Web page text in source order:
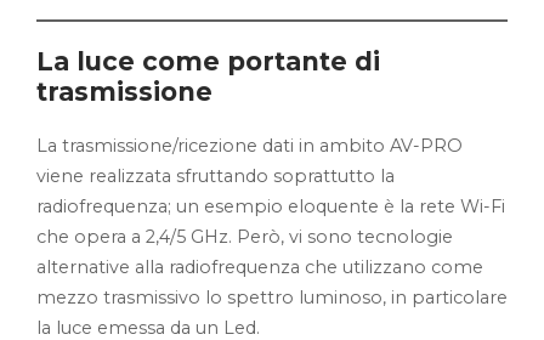
La luce come portante di
trasmissione
La trasmissione/ricezione dati in ambito AV-PRO
viene realizzata sfruttando soprattutto la
radiofrequenza; un esempio eloquente è la rete Wi-Fi
che opera a 2,4/5 GHz. Però, vi sono tecnologie
alternative alla radiofrequenza che utilizzano come
mezzo trasmissivo lo spettro luminoso, in particolare
la luce emessa da un Led.